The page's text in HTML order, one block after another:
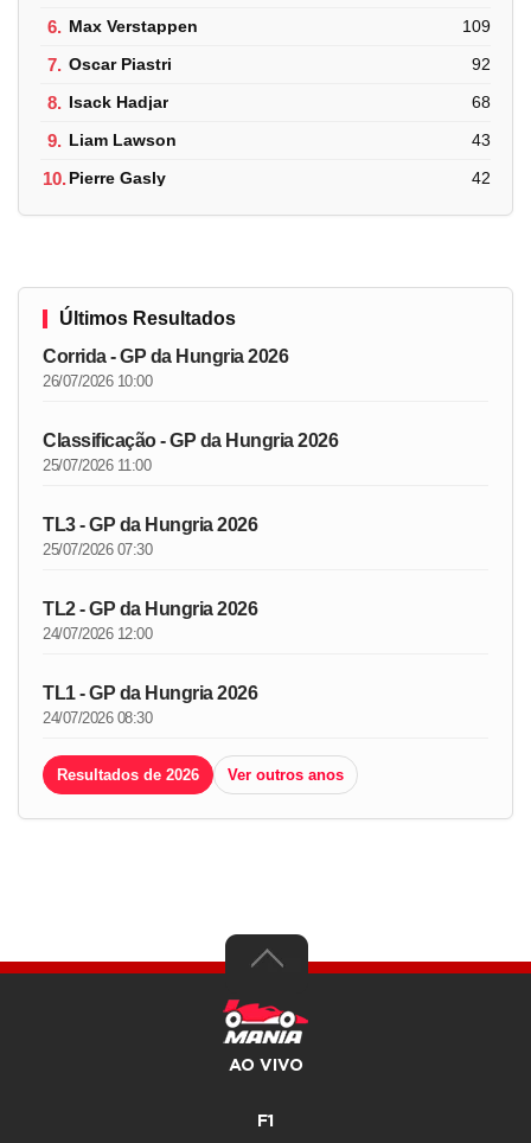
6. Max Verstappen 109
7. Oscar Piastri 92
8. Isack Hadjar 68
9. Liam Lawson 43
10.Pierre Gasly 42
Últimos Resultados
Corrida - GP da Hungria 2026
26/07/2026 10:00
Classificação - GP da Hungria 2026
25/07/2026 11:00
TL3 - GP da Hungria 2026
25/07/2026 07:30
TL2 - GP da Hungria 2026
24/07/2026 12:00
TL1 - GP da Hungria 2026
24/07/2026 08:30
Resultados de 2026 Ver outros anos
AO VIVO
F1